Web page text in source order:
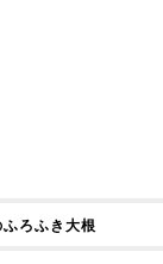
ろふき大根